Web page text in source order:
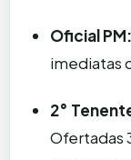
Oficial PM:
imediatas
2°
Ofertadas